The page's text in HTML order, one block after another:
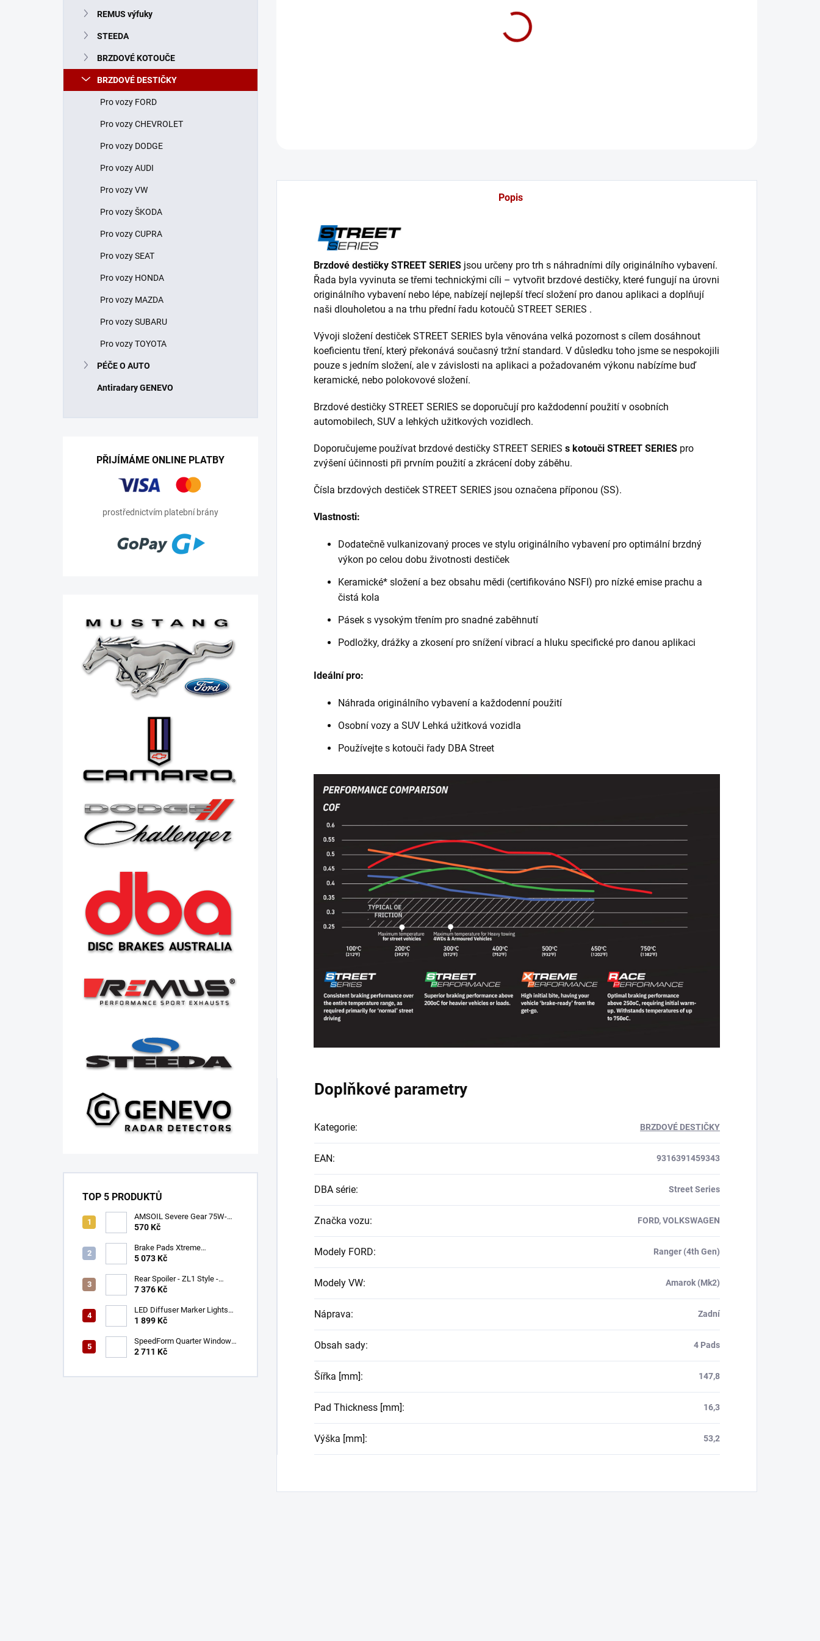
e
REMUS výfuky
STEEDA
BRZDOVÉ KOTOUČE
BRZDOVÉ DESTIČKY
Pro vozy FORD
Pro vozy CHEVROLET
Pro vozy DODGE
Pro vozy AUDI
Pro vozy VW
Pro vozy ŠKODA
Pro vozy CUPRA
Pro vozy SEAT
Pro vozy HONDA
Pro vozy MAZDA
Pro vozy SUBARU
Pro vozy TOYOTA
PÉČE O AUTO
Antiradary GENEVO
PŘIJÍMÁME ONLINE PLATBY
prostřednictvím platební brány
TOP 5 PRODUKTŮ
AMSOIL Severe Gear 75W-
140
570 Kč
Brake Pads Xtreme
Performance ECE R90
(DB9021XP)
5 073 Kč
Rear Spoiler - ZL1 Style -
Gloss Black (CAMARO 16-23)
7 376 Kč
LED Diffuser Marker Lights
(CHALLENGER 15-23)
1 899 Kč
SpeedForm Quarter Window
Louvers - Gloss Black
2 711 Kč
Popis
Brzdové destičky STREET SERIES jsou určeny pro trh s náhradními díly originálního vybavení.
Řada byla vyvinuta se třemi technickými cíli – vytvořit brzdové destičky, které fungují na úrovni
originálního vybavení nebo lépe, nabízejí nejlepší třecí složení pro danou aplikaci a doplňují
naši dlouholetou a na trhu přední řadu kotoučů STREET SERIES .
Vývoji složení destiček STREET SERIES byla věnována velká pozornost s cílem dosáhnout
koeficientu tření, který překonává současný tržní standard. V důsledku toho jsme se nespokojili
pouze s jedním složení, ale v závislosti na aplikaci a požadovaném výkonu nabízíme buď
keramické, nebo polokovové složení.
Brzdové destičky STREET SERIES se doporučují pro každodenní použití v osobních
automobilech, SUV a lehkých užitkových vozidlech.
Doporučujeme používat brzdové destičky STREET SERIES s kotouči STREET SERIES pro
zvýšení účinnosti při prvním použití a zkrácení doby záběhu.
Čísla brzdových destiček STREET SERIES jsou označena příponou (SS).
Vlastnosti:
Dodatečně vulkanizovaný proces ve stylu originálního vybavení pro optimální brzdný
výkon po celou dobu životnosti destiček
Keramické* složení a bez obsahu mědi (certifikováno NSFI) pro nízké emise prachu a
čistá kola
Pásek s vysokým třením pro snadné zaběhnutí
Podložky, drážky a zkosení pro snížení vibrací a hluku specifické pro danou aplikaci
Ideální pro:
Náhrada originálního vybavení a každodenní použití
Osobní vozy a SUV Lehká užitková vozidla
Používejte s kotouči řady DBA Street
Doplňkové parametry
Kategorie: BRZDOVÉ DESTIČKY
EAN: 9316391459343
DBA série: Street Series
Značka vozu: FORD, VOLKSWAGEN
Modely FORD: Ranger (4th Gen)
Modely VW: Amarok (Mk2)
Náprava: Zadní
Obsah sady: 4 Pads
Šířka [mm]: 147,8
Pad Thickness [mm]: 16,3
Výška [mm]: 53,2